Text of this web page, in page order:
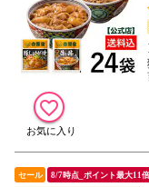
セール 8/7時点_ポイント最大11倍